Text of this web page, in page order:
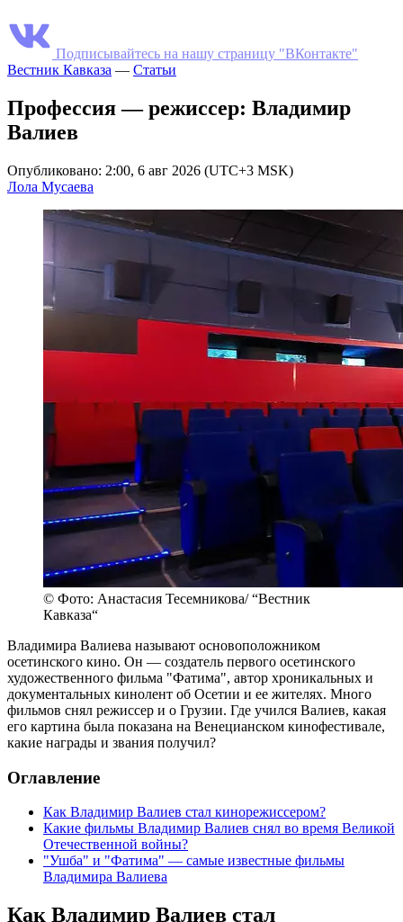
Подписывайтесь на нашу страницу "ВКонтакте"
Вестник Кавказа — Статьи
Профессия — режиссер: Владимир
Валиев
Опубликовано: 2:00, 6 авг 2026 (UTC+3 MSK)
Лола Мусаева
© Фото: Анастасия Тесемникова/ “Вестник
Кавказа“
Владимира Валиева называют основоположником
осетинского кино. Он — создатель первого осетинского
художественного фильма "Фатима", автор хроникальных и
документальных кинолент об Осетии и ее жителях. Много
фильмов снял режиссер и о Грузии. Где учился Валиев, какая
его картина была показана на Венецианском кинофестивале,
какие награды и звания получил?
Оглавление
Как Владимир Валиев стал кинорежиссером?
Какие фильмы Владимир Валиев снял во время Великой
Отечественной войны?
"Ушба" и "Фатима" — самые известные фильмы
Владимира Валиева
Как Владимир Валиев стал